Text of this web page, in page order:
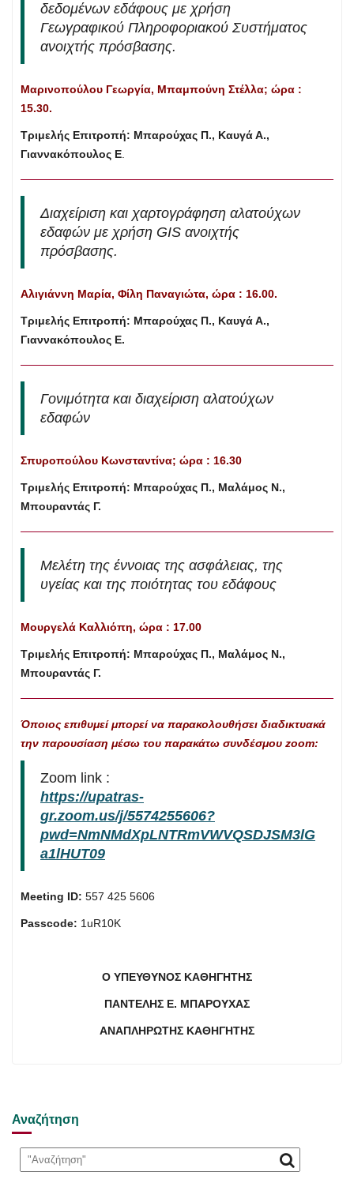
δεδομένων εδάφους με χρήση
Γεωγραφικού Πληροφοριακού Συστήματος
ανοιχτής πρόσβασης.
Μαρινοπούλου Γεωργία, Μπαμπούνη Στέλλα; ώρα :
15.30.
Τριμελής Επιτροπή: Μπαρούχας Π., Καυγά Α.,
Γιαννακόπουλος Ε
Διαχείριση και χαρτογράφηση αλατούχων
εδαφών με χρήση GIS ανοιχτής
πρόσβασης.
Αλιγιάννη Μαρία, Φίλη Παναγιώτα, ώρα : 16.00.
Τριμελής Επιτροπή: Μπαρούχας Π., Καυγά Α.,
Γιαννακόπουλος Ε.
Γονιμότητα και διαχείριση αλατούχων
εδαφών
Σπυροπούλου Κωνσταντίνα; ώρα : 16.30
Τριμελής Επιτροπή: Μπαρούχας Π., Μαλάμος Ν.,
Μπουραντάς Γ.
Μελέτη της έννοιας της ασφάλειας, της
υγείας και της ποιότητας του εδάφους
Μουργελά Καλλιόπη, ώρα : 17.00
Τριμελής Επιτροπή: Μπαρούχας Π., Μαλάμος Ν.,
Μπουραντάς Γ.
Όποιος επιθυμεί μπορεί να παρακολουθήσει διαδικτυακά
την παρουσίαση μέσω του παρακάτω συνδέσμου zoom:
Zoom link :
https://upatras-
gr.zoom.us/j/5574255606?
pwd=NmNMdXpLNTRmVWVQSDJSM3lG
a1lHUT09
Meeting ID: 557 425 5606
Passcode: 1uR10K
Ο ΥΠΕΥΘΥΝΟΣ ΚΑΘΗΓΗΤΗΣ
ΠΑΝΤΕΛΗΣ Ε. ΜΠΑΡΟΥΧΑΣ
ΑΝΑΠΛΗΡΩΤΗΣ ΚΑΘΗΓΗΤΗΣ
Αναζήτηση